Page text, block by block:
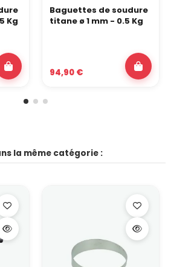
Kg
Baguettes de soudure
titane ø 1 mm - 0.5 Kg
94,90 €
la même catégorie :